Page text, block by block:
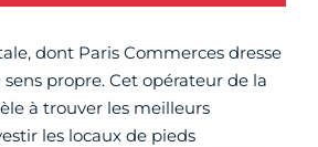
dont Paris Commerces dresse
propre. Cet opérateur de la
à trouver les meilleurs
les locaux de pieds